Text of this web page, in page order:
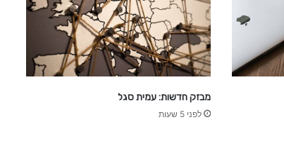
מבזק חדשות: עמית סגל
לפני 5 שעות